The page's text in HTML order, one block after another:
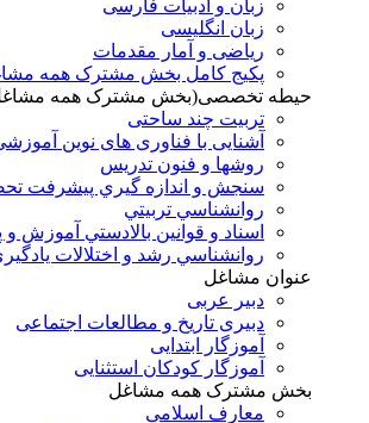
زبان و ادبیات فارسی
زبان انگلیسی
ریاضی و آمار مقدمات
پکیج کامل بخش مشترک همه
حیطه تخصصی(بخش مشترک همه
تربیت چند ساحتی
آشنایی با فناوری های نوین
روشها و فنون تدريس
سنجش و اندازه گيري پيشرفت
روانشناسي تربيتي
اسناد و قوانين بالادستي آموزش
روانشناسي رشد و اختلالات
عنوان مشاغل
دبير عربی
دبیری تاریخ و مطالعات اجتماعی
آموزگار ابتدایی
آموزگار کودکان استثنایی
بخش مشترک همه مشاغل
معارف اسلامی